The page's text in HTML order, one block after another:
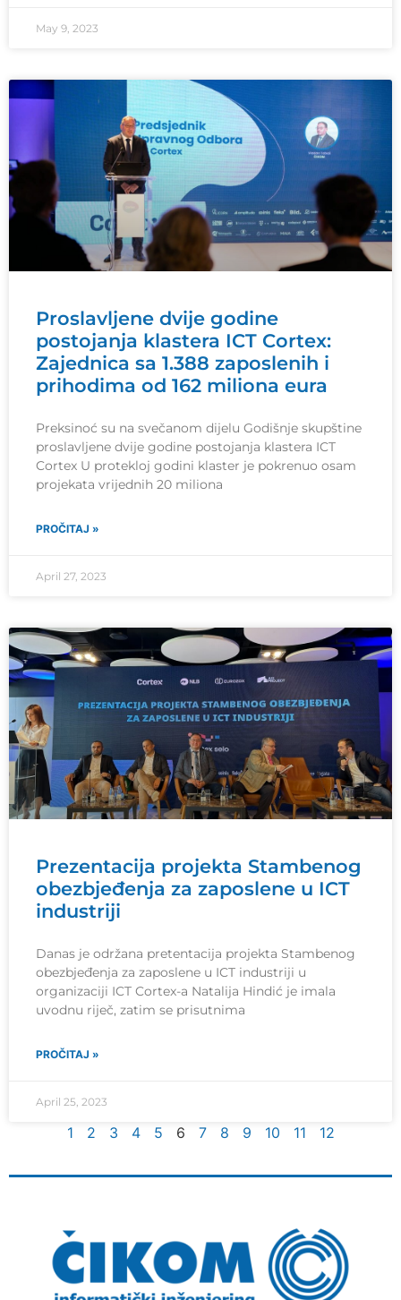
May 9, 2023
Proslavljene dvije godine
postojanja klastera ICT Cortex:
Zajednica sa 1.388 zaposlenih i
prihodima od 162 miliona eura
Preksinoć su na svečanom dijelu Godišnje skupštine
proslavljene dvije godine postojanja klastera ICT
Cortex U protekloj godini klaster je pokrenuo osam
projekata vrijednih 20 miliona
PROČITAJ »
April 27, 2023
Prezentacija projekta Stambenog
obezbjeđenja za zaposlene u ICT
industriji
Danas je održana pretentacija projekta Stambenog
obezbjeđenja za zaposlene u ICT industriji u
organizaciji ICT Cortex-a Natalija Hindić je imala
uvodnu riječ, zatim se prisutnima
PROČITAJ »
April 25, 2023
1 2 3 4 5 6 7 8 9 10 11 12